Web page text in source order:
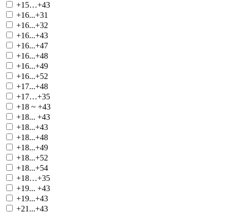
+15…+43
+16...+31
+16...+32
+16...+43
+16...+47
+16...+48
+16...+49
+16...+52
+17...+48
+17…+35
+18 ~ +43
+18... +43
+18...+43
+18...+48
+18...+49
+18...+52
+18...+54
+18…+35
+19... +43
+19...+43
+21...+43